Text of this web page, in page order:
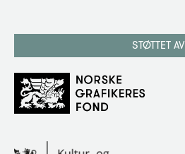
STØTTET AV